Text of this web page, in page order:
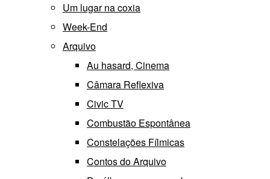
Um lugar na coxia
Week-End
Arquivo
Au hasard, Cinema
Câmara Reflexiva
Civic TV
Combustão Espontânea
Constelações Fílmicas
Contos do Arquivo